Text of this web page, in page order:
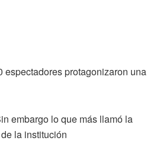
espectadores protagonizaron una
embargo lo que más llamó la
la institución